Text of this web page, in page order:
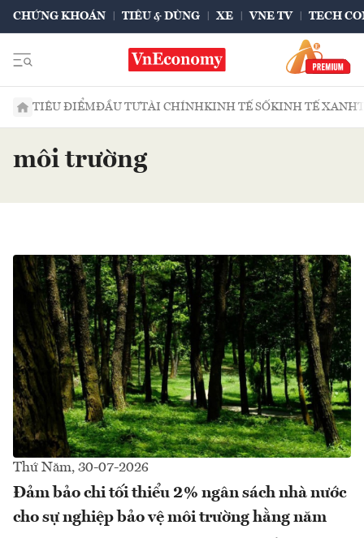
CHỨNG KHOÁN TIÊU & DÙNG XE VNE TV TECH
TIÊU ĐIỂMĐẦU TƯTÀI CHÍNHKINH TẾ SỐKINH TẾ XANH
môi trường
Thứ Năm, 30-07-2026
Đảm bảo chi tối thiểu 2% ngân sách nhà nước
cho sự nghiệp bảo vệ môi trường hằng năm